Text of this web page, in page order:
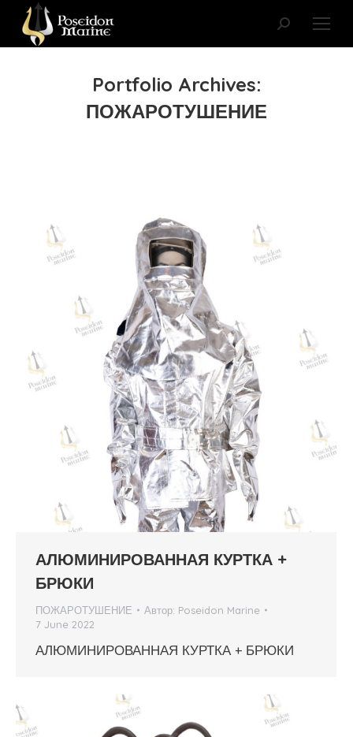
Поиск:
Portfolio Archives:
ПОЖАРОТУШЕНИЕ
АЛЮМИНИРОВАННАЯ КУРТКА +
БРЮКИ
ПОЖАРОТУШЕНИЕ Автор: Poseidon Marine
7 June 2022
АЛЮМИНИРОВАННАЯ КУРТКА + БРЮКИ